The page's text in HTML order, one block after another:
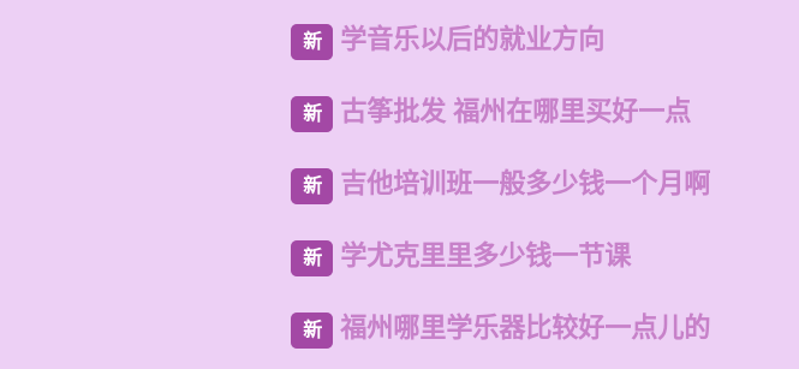
新 学音乐以后的就业方向
新 古筝批发 福州在哪里买好一点
新 吉他培训班一般多少钱一个月啊
新 学尤克里里多少钱一节课
新 福州哪里学乐器比较好一点儿的